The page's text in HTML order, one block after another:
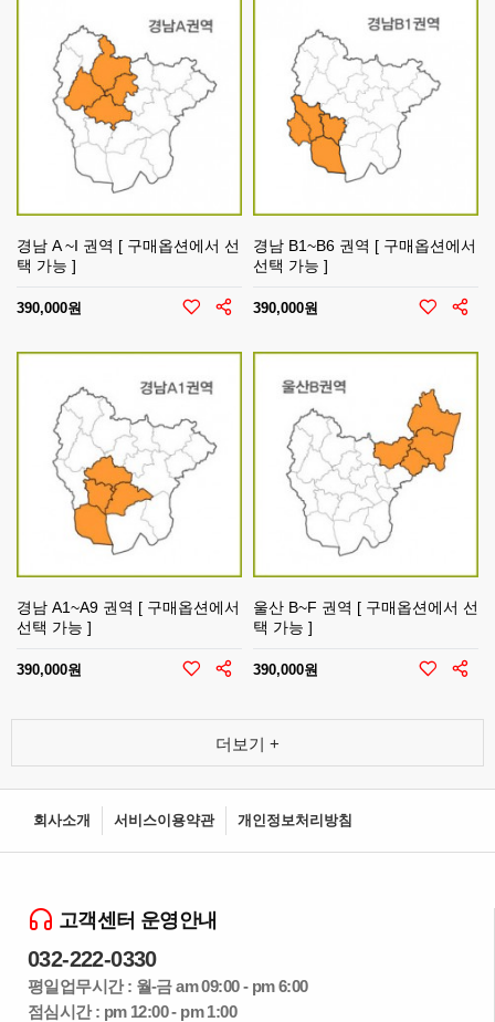
경남 A ~I 권역 [ 구매옵션에서 선
택 가능 ]
390,000원
경남 B1~B6 권역 [ 구매옵션에서
선택 가능 ]
390,000원
경남 A1~A9 권역 [ 구매옵션에서
선택 가능 ]
390,000원
울산 B~F 권역 [ 구매옵션에서 선
택 가능 ]
390,000원
더보기 +
회사소개 서비스이용약관 개인정보처리방침
고객센터 운영안내
032-222-0330
평일업무시간 : 월-금 am 09:00 - pm 6:00
점심시간 : pm 12:00 - pm 1:00